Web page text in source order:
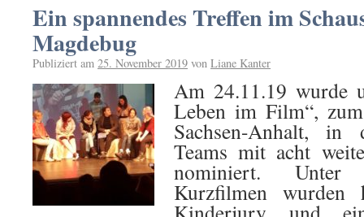
Ein spannendes Treffen im
Magdebug
Publiziert am 25. November 2019 von Liane Kanter
Am 24.11.19 wurde
Leben im Film“,
Sachsen-Anhalt,
Teams mit acht
nominiert. Unter
Kurzfilmen